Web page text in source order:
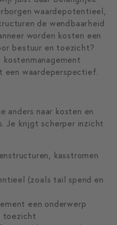
waardepotentieel,
de wendbaarheid
worden kosten een
bestuur en toezicht?
een waardeperspectief.
anders naar kosten en
Je krijgt scherper inzicht
kasstromen
(zoals tail spend en
een onderwerp
toezicht